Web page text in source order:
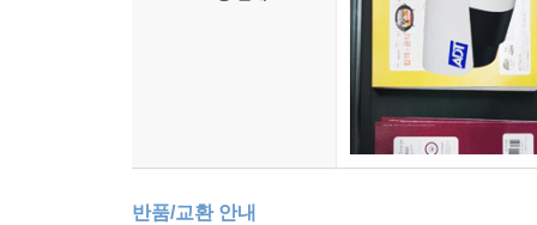
반품/교환 안내